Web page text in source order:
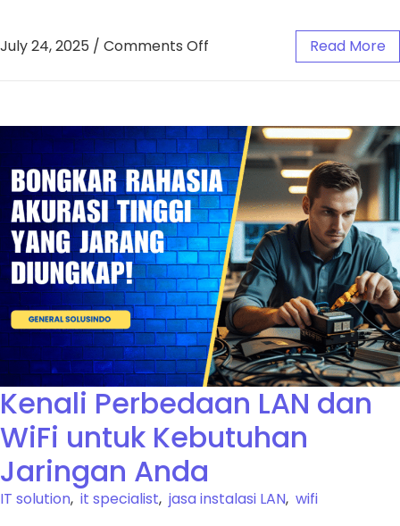
July 24, 2025 / Comments Off Read More
Kenali Perbedaan LAN dan
WiFi untuk Kebutuhan
Jaringan Anda
IT solution, it specialist, jasa instalasi LAN, wifi